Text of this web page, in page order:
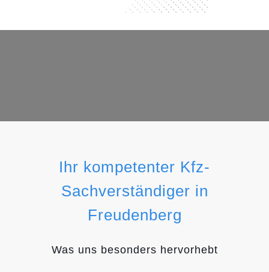
Ihr kompetenter Kfz-
Sachverständiger in
Freudenberg
Was uns besonders hervorhebt